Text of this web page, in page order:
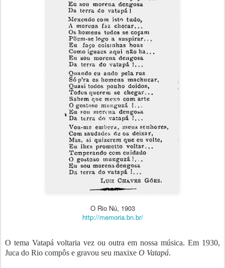
O Rio Nú, 1903
http://memoria.bn.br/
O tema Vatapá voltaria vez ou outra em nossa música. Em 1930,
Juca do Rio compôs e gravou seu maxixe O Vatapá.